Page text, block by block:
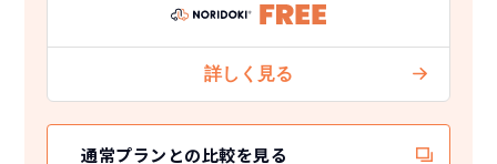
通常プランとの比較を見る